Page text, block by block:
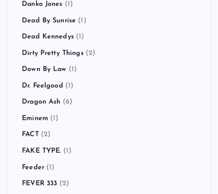
Danko Jones (1)
Dead By Sunrise (1)
Dead Kennedys(1)
Dirty Pretty Things(2)
Down By Law (1)
Dr. Feelgood (1)
Dragon Ash (6)
Eminem (1)
FACT(2)
FAKE TYPE. (1)
Feeder(1)
FEVER 333 (2)